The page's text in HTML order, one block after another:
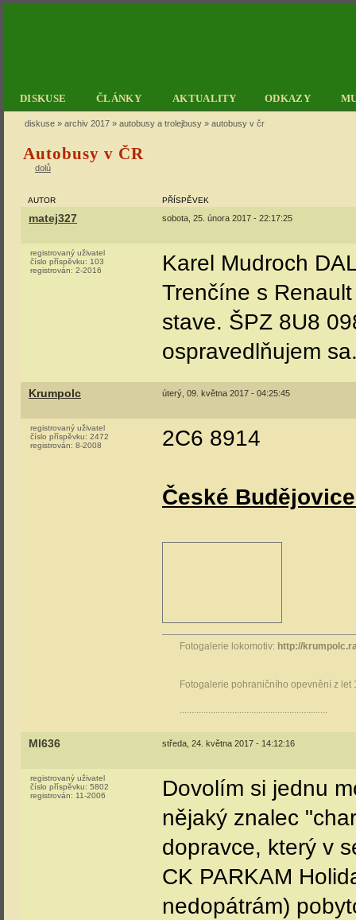
DISKUSE ČLÁNKY AKTUALITY ODKAZY
diskuse » archiv 2017 » autobusy a trolejbusy » autobusy v čr
Autobusy v ČR
dolů
AUTOR PŘÍSPĚVEK
matej327 sobota, 25. února 2017 - 22:17:25
registrovaný uživatel
číslo příspěvku: 103
registrován: 2-2016
Karel Mudroch
Trenčíne s
stave. ŠPZ 8U8
ospravedlňujem
Krumpolc úterý, 09. května 2017 - 04:25:45
registrovaný uživatel
číslo příspěvku: 2472
registrován: 8-2008 2C6 8914
České Budějovice
Fotogalerie lokomotiv: http://
Fotogalerie pohraničního opevnění z let
..............................................................
Ml636 středa, 24. května 2017 - 14:12:16
registrovaný uživatel
číslo příspěvku: 5802
registrován: 11-2006
Dovolím si jednu
nějaký znalec
dopravce, který v
CK PARKAM
nedopátrám)